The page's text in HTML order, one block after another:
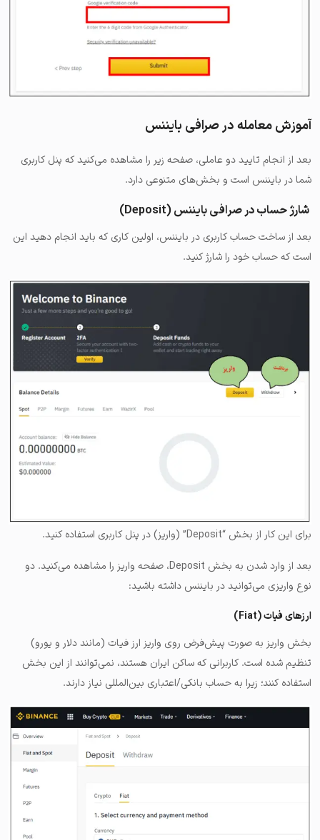
آموزش معامله در صرافی بایننس
بعد از انجام تایید دو عاملی، صفحه زیر را مشاهده می‌کنید که پنل کاربری
شما در بایننس است و بخش‌های متنوعی دارد.
شارژ حساب در صرافی بایننس (Deposit)
بعد از ساخت حساب کاربری در بایننس، اولین کاری که باید انجام دهید این
است که حساب خود را شارژ کنید.
برای این کار از بخش “Deposit” (واریز) در پنل کاربری استفاده کنید.
بعد از وارد شدن به بخش Deposit، صفحه واریز را مشاهده می‌کنید. دو
نوع واریزی می‌توانید در بایننس داشته باشید:
ارزهای فیات (Fiat)
بخش واریز به صورت پیش‌فرض روی واریز ارز فیات (مانند دلار و یورو)
تنظیم شده است. کاربرانی که ساکن ایران هستند، نمی‌توانند از این بخش
استفاده کنند؛ زیرا به حساب بانکی/اعتباری بین‌المللی نیاز دارند.